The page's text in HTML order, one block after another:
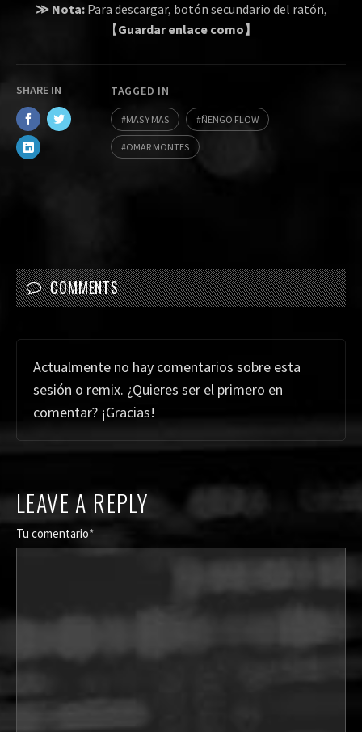
≫ Nota:Para descargar, botón secundario del ratón,
【Guardar enlace como】
SHARE IN TAGGED IN
MAS Y MAS ÑENGO FLOW
OMAR MONTES
COMMENTS
Actualmente no hay comentarios sobre esta
sesión o remix. ¿Quieres ser el primero en
comentar? ¡Gracias!
LEAVE A REPLY
Tu comentario*